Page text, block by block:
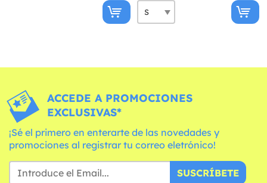
ACCEDE A PROMOCIONES
EXCLUSIVAS*
¡Sé el primero en enterarte de las novedades y
promociones al registrar tu correo eletrónico!
SUSCRÍBETE